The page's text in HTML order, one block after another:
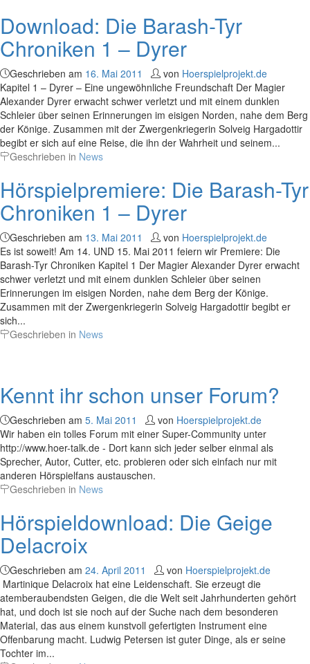
Download: Die Barash-Tyr
Chroniken 1 – Dyrer
Geschrieben am 16. Mai 2011 von Hoerspielprojekt.de
Kapitel 1 – Dyrer – Eine ungewöhnliche Freundschaft Der Magier
Alexander Dyrer erwacht schwer verletzt und mit einem dunklen
Schleier über seinen Erinnerungen im eisigen Norden, nahe dem Berg
der Könige. Zusammen mit der Zwergenkriegerin Solveig Hargadottir
begibt er sich auf eine Reise, die ihn der Wahrheit und seinem...
Geschrieben in News
Hörspielpremiere: Die Barash-Tyr
Chroniken 1 – Dyrer
Geschrieben am 13. Mai 2011 von Hoerspielprojekt.de
Es ist soweit! Am 14. UND 15. Mai 2011 feiern wir Premiere: Die
Barash-Tyr Chroniken Kapitel 1 Der Magier Alexander Dyrer erwacht
schwer verletzt und mit einem dunklen Schleier über seinen
Erinnerungen im eisigen Norden, nahe dem Berg der Könige.
Zusammen mit der Zwergenkriegerin Solveig Hargadottir begibt er
sich...
Geschrieben in News
Kennt ihr schon unser Forum?
Geschrieben am 5. Mai 2011 von Hoerspielprojekt.de
Wir haben ein tolles Forum mit einer Super-Community unter
http://www.hoer-talk.de - Dort kann sich jeder selber einmal als
Sprecher, Autor, Cutter, etc. probieren oder sich einfach nur mit
anderen Hörspielfans austauschen.
Geschrieben in News
Hörspieldownload: Die Geige
Delacroix
Geschrieben am 24. April 2011 von Hoerspielprojekt.de
Martinique Delacroix hat eine Leidenschaft. Sie erzeugt die
atemberaubendsten Geigen, die die Welt seit Jahrhunderten gehört
hat, und doch ist sie noch auf der Suche nach dem besonderen
Material, das aus einem kunstvoll gefertigten Instrument eine
Offenbarung macht. Ludwig Petersen ist guter Dinge, als er seine
Tochter im...